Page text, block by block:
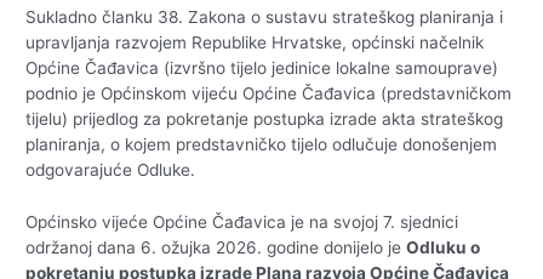
Sukladno članku 38. Zakona o sustavu strateškog planiranja i
upravljanja razvojem Republike Hrvatske, općinski načelnik
Općine Čađavica (izvršno tijelo jedinice lokalne samouprave)
podnio je Općinskom vijeću Općine Čađavica (predstavničkom
tijelu) prijedlog za pokretanje postupka izrade akta strateškog
planiranja, o kojem predstavničko tijelo odlučuje donošenjem
odgovarajuće Odluke.
Općinsko vijeće Općine Čađavica je na svojoj 7. sjednici
održanoj dana 6. ožujka 2026. godine donijelo jeOdluku o
pokretanju postupka izrade Plana razvoja Općine Čađavica